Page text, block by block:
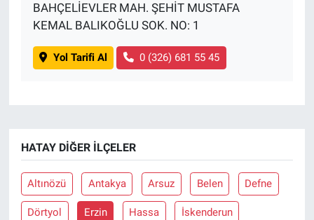
BAHÇELİEVLER MAH. ŞEHİT MUSTAFA
KEMAL BALIKOĞLU SOK. NO: 1
Yol Tarifi Al 0 (326) 681 55 45
HATAY DIĞER İLÇELER
Altınözü Antakya Arsuz Belen Defne
Dörtyol Erzin Hassa İskenderun